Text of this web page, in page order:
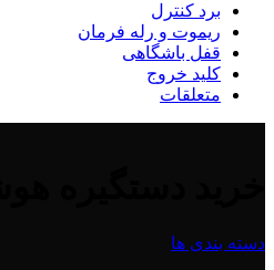
برد کنترل
ریموت و رله فرمان
قفل باشگاهی
کلید خروج
متعلقات
دسته بندی ها